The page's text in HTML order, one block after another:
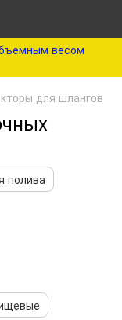
весом
для шлангов
полива